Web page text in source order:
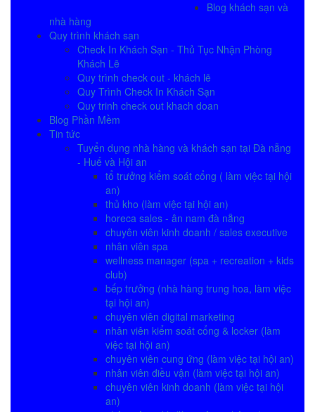
Blog khách sạn và
nhà hàng
Quy trình khách sạn
Check In Khách Sạn - Thủ Tục Nhận Phòng
Khách Lẽ
Quy trình check out - khách lẽ
Quy Trình Check In Khách Sạn
Quy trinh check out khach doan
Blog Phần Mềm
Tin tức
Tuyển dụng nhà hàng và khách sạn tại Đà nẵng
- Huế và Hội an
tổ trưởng kiểm soát cổng ( làm việc tại hội
an)
thủ kho (làm việc tại hội an)
horeca sales - ân nam đà nẵng
chuyên viên kinh doanh / sales executive
nhân viên spa
wellness manager (spa + recreation + kids
club)
bếp trưởng (nhà hàng trung hoa, làm việc
tại hội an)
chuyên viên digital marketing
nhân viên kiểm soát cổng & locker (làm
việc tại hội an)
chuyên viên cung ứng (làm việc tại hội an)
nhân viên điều vận (làm việc tại hội an)
chuyên viên kinh doanh (làm việc tại hội
an)